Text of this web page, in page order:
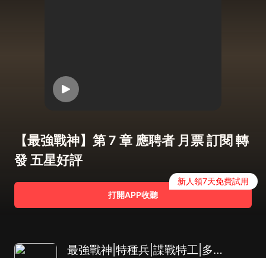
【最強戰神】第 7 章 應聘者 月票 訂閱 轉
發 五星好評
打開APP收聽
新人領7天免費試用
最強戰神|特種兵|諜戰特工|多播AI